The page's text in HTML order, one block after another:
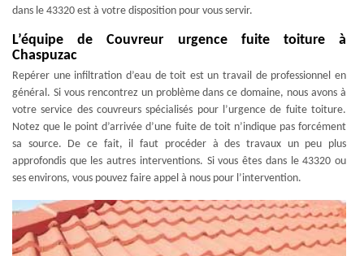
dans le 43320 est à votre disposition pour vous servir.
L’équipe de Couvreur urgence fuite toiture à
Chaspuzac
Repérer une infiltration d’eau de toit est un travail de professionnel en
général. Si vous rencontrez un problème dans ce domaine, nous avons à
votre service des couvreurs spécialisés pour l’urgence de fuite toiture.
Notez que le point d’arrivée d’une fuite de toit n’indique pas forcément
sa source. De ce fait, il faut procéder à des travaux un peu plus
approfondis que les autres interventions. Si vous êtes dans le 43320 ou
ses environs, vous pouvez faire appel à nous pour l’intervention.